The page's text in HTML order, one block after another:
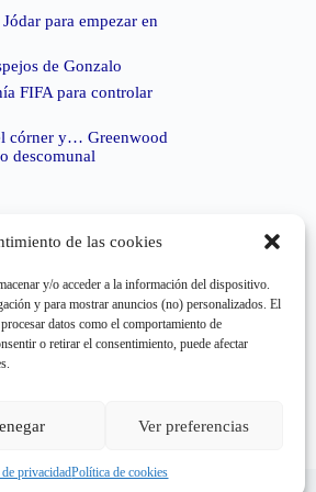
de las cookies
y/o acceder a la información del dispositivo.
y para mostrar anuncios (no) personalizados. El
datos como el comportamiento de
o retirar el consentimiento, puede afectar
Ver preferencias
privacidadPolítica de cookies
para empezar en
de Gonzalo
FIFA para controlar
córner y… Greenwood
descomunal
status code